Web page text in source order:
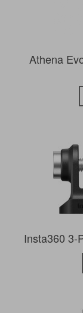
Athena
Insta360 3-